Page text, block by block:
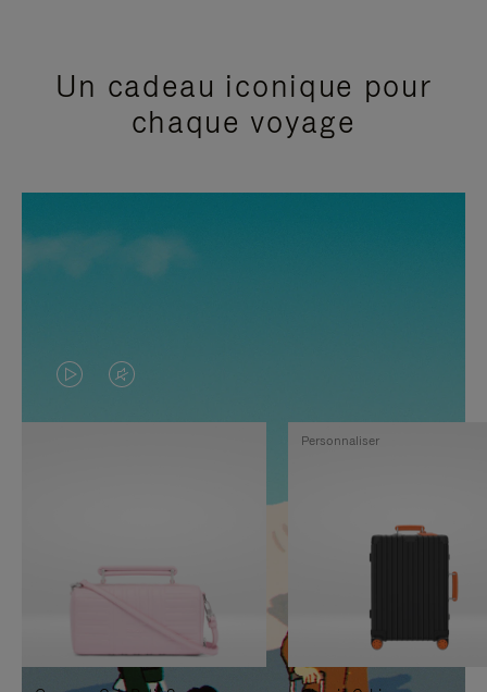
Un cadeau iconique pour
chaque voyage
LA
VIDÉO
PAUSE,
APPUYEZ
SUR
LE
SON
DÉSACTIVÉ.
VEUILLEZ
Personnaliser